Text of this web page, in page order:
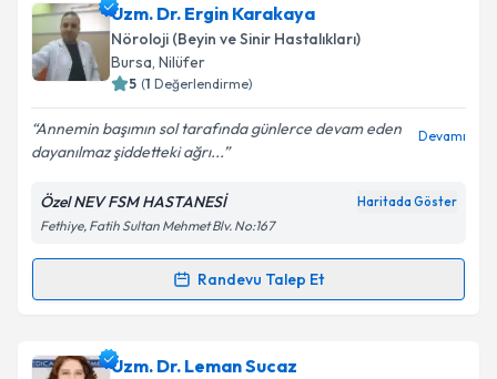
Takvim Talebini Gönder
Uzm. Dr. Çiğdem Şeniçin randevu takvimi talebi
oluşturun. Size bu uzmandan randevu almanız için bir
takvim hazırlandığında e-posta ile bilgilendireceğiz.
Kişisel verilerimin işlenmesine ilişkin
Aydınlatma
Metni'ni okudum ve kişisel verilerimin belirtilen
kapsamda işlenmesini kabul ediyorum.
Uzm. Dr. Ergin Karakaya
Nöroloji (Beyin ve Sinir Hastalıkları)
Bursa, Nilüfer
5 (1 Değerlendirme)
Annemin başımın sol tarafında günlerce devam eden
dayanılmaz şiddetteki ağrı...
Devamı
Özel NEV FSM HASTANESİ Haritada Göster
Fethiye, Fatih Sultan Mehmet Blv. No:167
Randevu Talep Et
Randevu Takvimi Talebi
Uzm. Dr. Ergin Karakayaiçin randevu takvimi talebi
Uzm. Dr. Leman Sucaz